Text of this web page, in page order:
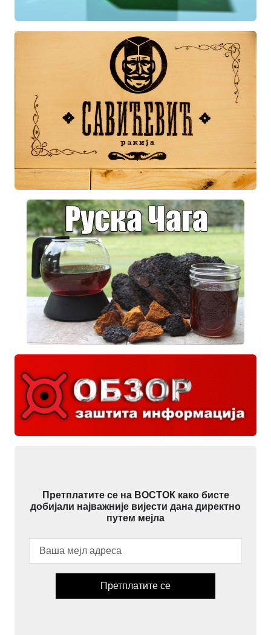
Претплатите се на ВОСТОК како бисте
добијали најважније вијести дана директно
путем мејла
Претплатите се